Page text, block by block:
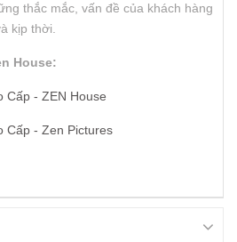
thắc mắc, vấn đề của khách hàng
kịp thời.
House:
Cấp - ZEN House
Cấp - Zen Pictures